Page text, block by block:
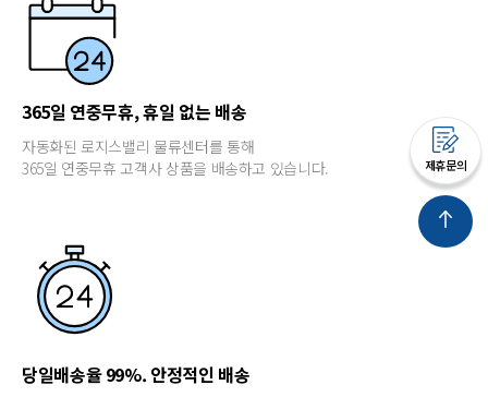
제휴문의
365일 연중무휴, 휴일 없는 배송
자동화된 로지스밸리 물류센터를 통해
365일 연중무휴 고객사 상품을 배송하고 있습니다.
당일배송율 99%. 안정적인 배송